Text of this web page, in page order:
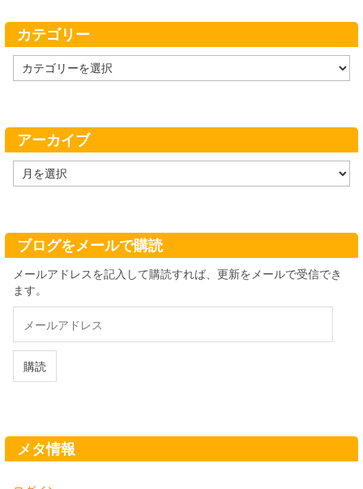
カテゴリー
テ
ー
アーカイブ
ー
ブ
ブログをメールで購読
メールアドレスを記入して購読すれば、更新をメールで受信でき
ます。
ル
ド
購読
メタ情報